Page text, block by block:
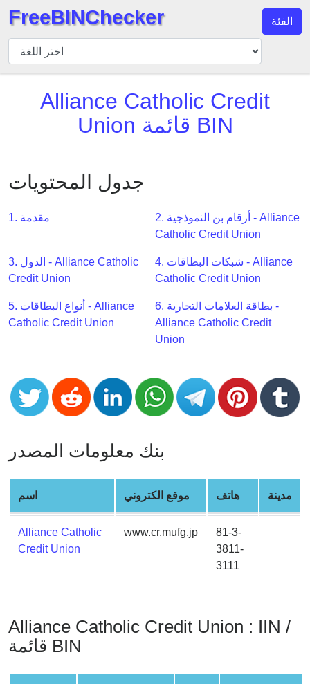
مدقق
BIN
API
Generator
Checker
v2
CC
Generator
Credit
Card
Credit
Generator
Random
Credit
Card
Card
from
BIN
Credit
FreeBINChecker الفئة
Alliance Catholic Credit
Union قائمة BIN
جدول المحتويات
1. مقدمة
2. أرقام بن النموذجية - Alliance
Catholic Credit Union
3. الدول - Alliance Catholic
Credit Union
4. شبكات البطاقات - Alliance
Catholic Credit Union
5. أنواع البطاقات - Alliance
Catholic Credit Union
6. بطاقة العلامات التجارية -
Alliance Catholic Credit
Union
بنك معلومات المصدر
اسم موقع الكتروني هاتف مدينة
Alliance Catholic
Credit Union
www.cr.mufg.jp
81-3-
3811-
3111
Alliance Catholic Credit Union : IIN /
قائمة BIN